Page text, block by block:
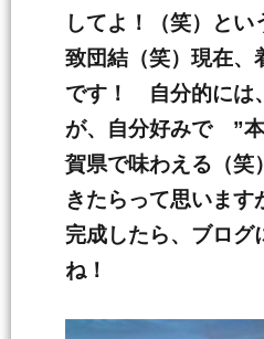
してよ！（笑）とい
致団結（笑）現在、
です！ 自分的には
が、自分好みで ”
賀県で味わえる（笑
きたらって思いま
完成したら、ブログ
ね！